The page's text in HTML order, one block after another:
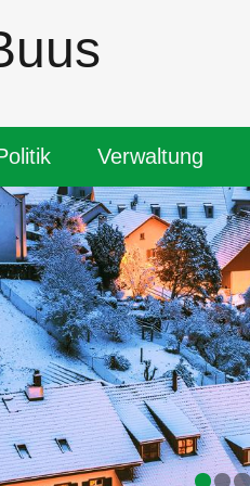
Verwaltung